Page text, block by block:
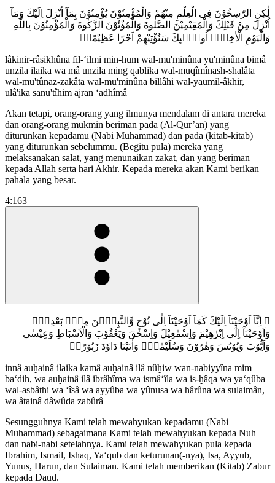
لٰكِنِ الرّٰسِخُوْنَ فِى الْعِلْمِ مِنْهُمْ وَالْمُؤْمِنُوْنَ يُؤْمِنُوْنَ بِمَآ اُنْزِلَ اِلَيْكَ وَمَآ
اُنْزِلَ مِنْ قَبْلِكَ وَالْمُقِيْمِيْنَ الصَّلٰوةَ وَالْمُؤْتُوْنَ الزَّكٰوةَ وَالْمُؤْمِنُوْنَ بِاللّٰهِ
وَالْيَوْمِ الْاٰخِرِۗ اُولٰۤىِٕكَ سَنُؤْتِيْهِمْ اَجْرًا عَظِيْمًاࣖ
lâkinir-râsikhûna fil-‘ilmi min-hum wal-mu'minûna yu'minûna bimâ
unzila ilaika wa mâ unzila ming qablika wal-muqîmînash-shalâta
wal-mu'tûnaz-zakâta wal-mu'minûna billâhi wal-yaumil-âkhir,
ulâ'ika sanu'tîhim ajran ‘adhîmâ
Akan tetapi, orang-orang yang ilmunya mendalam di antara mereka
dan orang-orang mukmin beriman pada (Al-Qur’an) yang
diturunkan kepadamu (Nabi Muhammad) dan pada (kitab-kitab)
yang diturunkan sebelummu. (Begitu pula) mereka yang
melaksanakan salat, yang menunaikan zakat, dan yang beriman
kepada Allah serta hari Akhir. Kepada mereka akan Kami berikan
pahala yang besar.
4:163
۞ اِنَّآ اَوْحَيْنَآ اِلَيْكَ كَمَآ اَوْحَيْنَآ اِلٰى نُوْحٍ وَّالنَّبِيّٖنَ مِنْۢ بَعْدِهٖۚ
وَاَوْحَيْنَآ اِلٰٓى اِبْرٰهِيْمَ وَاِسْمٰعِيْلَ وَاِسْحٰقَ وَيَعْقُوْبَ وَالْاَسْبَاطِ وَعِيْسٰى
وَاَيُّوْبَ وَيُوْنُسَ وَهٰرُوْنَ وَسُلَيْمٰنَۚ وَاٰتَيْنَا دَاوٗدَ زَبُوْرًاۚ
innâ auḫainâ ilaika kamâ auḫainâ ilâ nûḫiw wan-nabiyyîna mim
ba‘dih, wa auḫainâ ilâ ibrâhîma wa ismâ‘îla wa is-ḫâqa wa ya‘qûba
wal-asbâthi wa ‘îsâ wa ayyûba wa yûnusa wa hârûna wa sulaimân,
wa âtainâ dâwûda zabûrâ
Sesungguhnya Kami telah mewahyukan kepadamu (Nabi
Muhammad) sebagaimana Kami telah mewahyukan kepada Nuh
dan nabi-nabi setelahnya. Kami telah mewahyukan pula kepada
Ibrahim, Ismail, Ishaq, Ya‘qub dan keturunan(-nya), Isa, Ayyub,
Yunus, Harun, dan Sulaiman. Kami telah memberikan (Kitab) Zabur
kepada Daud.